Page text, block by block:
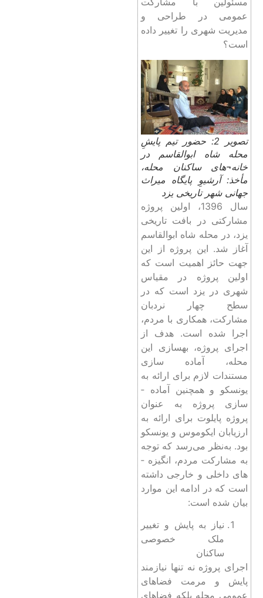
عمومی در طراحی و
مدیریت شهری را تغییر داده
است؟
تصویر 2: حضور تیم پایشِ
محله شاه ابوالقاسم در
خانه¬های ساکنان محله،
مأخذ: آرشیوِ پایگاه میراث
جهانی شهر تاریخی یزد
سال 1396، اولین پروژه
مشارکتی در بافت تاریخی
یزد، در محله شاه­ ابوالقاسم
آغاز شد. این پروژه از این
جهت حائز اهمیت است که
اولین پروژه در مقیاس
شهری در یزد است که در
سطح چهار نردبان
مشارکت، همکاری با مردم،
اجرا شده است. هدف از
اجرای پروژه، بهسازی این
محله، آماده­ سازی
مستندات لازم برای ارائه به
یونسکو و همچنین آماده ­
سازی پروژه به عنوان
پروژه پایلوت برای ارائه به
ارزیابان ایکوموس و یونسکو
بود. به‌نظر می‌رسد که توجه
به مشارکت مردم، انگیزه ­
های داخلی و خارجی داشته
است که در ادامه این موارد
بیان شده است:
نیاز به پایش و تغییر
ملک خصوصی
ساکنان
اجرای پروژه نه تنها نیازمند
پایش و مرمت فضاهای
عمومی محله بلکه فضاهای